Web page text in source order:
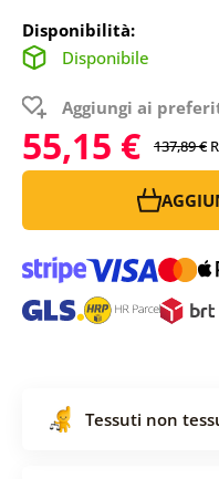
Disponibilità:
Disponibile
Aggiungi ai
55,15 € 137,89 €
Tessuti non